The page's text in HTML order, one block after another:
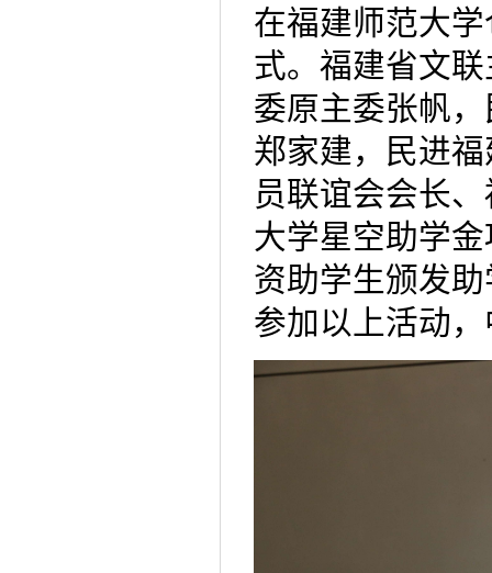
在福建师范大
式。福建省文
委原主委张帆
郑家建，民进
员联谊会会长
大学星空助学
资助学生颁发
参加以上活动